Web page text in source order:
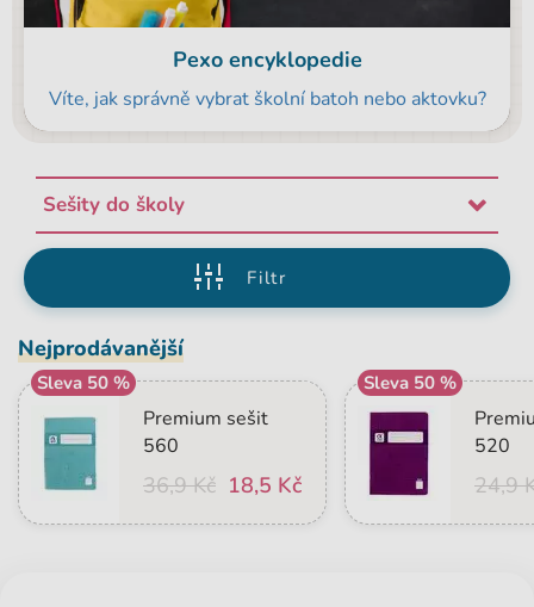
Pexo encyklopedie
Víte, jak správně vybrat školní batoh nebo aktovku?
Sešity do školy
Filtr
Nejprodávanější
Sleva 50 %
Premium sešit
560
36,9 Kč 18,5 Kč
Sleva 50 %
520
24,9